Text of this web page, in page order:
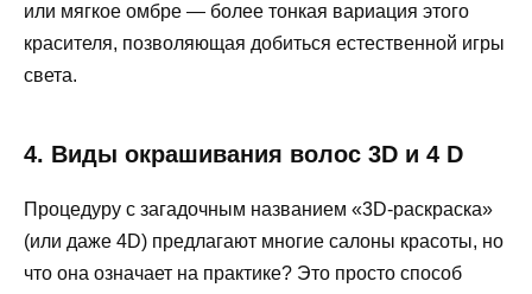
или мягкое омбре — более тонкая вариация этого
красителя, позволяющая добиться естественной игры
света.
4. Виды окрашивания волос 3D и 4 D
Процедуру с загадочным названием «3D-раскраска»
(или даже 4D) предлагают многие салоны красоты, но
что она означает на практике? Это просто способ